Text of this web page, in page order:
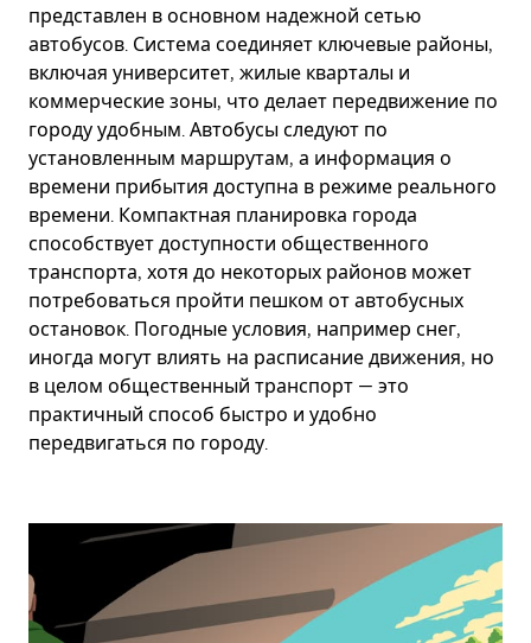
представлен в основном надежной сетью
автобусов. Система соединяет ключевые районы,
включая университет, жилые кварталы и
коммерческие зоны, что делает передвижение по
городу удобным. Автобусы следуют по
установленным маршрутам, а информация о
времени прибытия доступна в режиме реального
времени. Компактная планировка города
способствует доступности общественного
транспорта, хотя до некоторых районов может
потребоваться пройти пешком от автобусных
остановок. Погодные условия, например снег,
иногда могут влиять на расписание движения, но
в целом общественный транспорт — это
практичный способ быстро и удобно
передвигаться по городу.